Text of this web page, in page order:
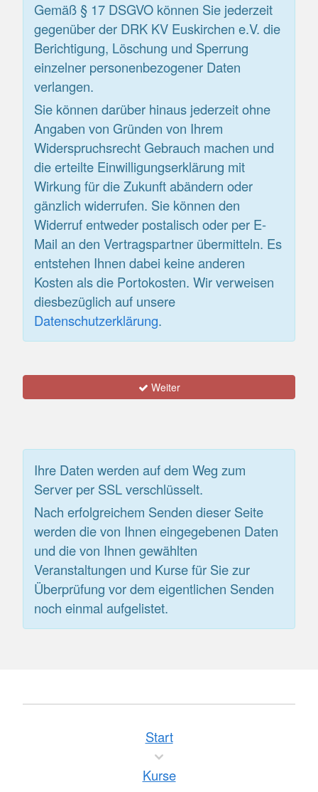
Gemäß § 17 DSGVO können Sie jederzeit
gegenüber der DRK KV Euskirchen e.V. die
Berichtigung, Löschung und Sperrung
einzelner personenbezogener Daten
verlangen.
Sie können darüber hinaus jederzeit ohne
Angaben von Gründen von Ihrem
Widerspruchsrecht Gebrauch machen und
die erteilte Einwilligungserklärung mit
Wirkung für die Zukunft abändern oder
gänzlich widerrufen. Sie können den
Widerruf entweder postalisch oder per E-
Mail an den Vertragspartner übermitteln. Es
entstehen Ihnen dabei keine anderen
Kosten als die Portokosten. Wir verweisen
diesbezüglich auf unsere
Datenschutzerklärung.
Weiter
Ihre Daten werden auf dem Weg zum
Server per SSL verschlüsselt.
Nach erfolgreichem Senden dieser Seite
werden die von Ihnen eingegebenen Daten
und die von Ihnen gewählten
Veranstaltungen und Kurse für Sie zur
Überprüfung vor dem eigentlichen Senden
noch einmal aufgelistet.
Start
Kurse